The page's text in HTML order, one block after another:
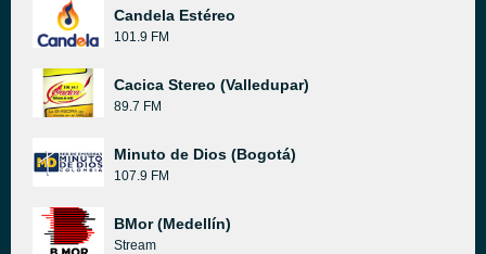
Candela Estéreo
101.9 FM
Cacica Stereo (Valledupar)
89.7 FM
Minuto de Dios (Bogotá)
107.9 FM
BMor (Medellín)
Stream